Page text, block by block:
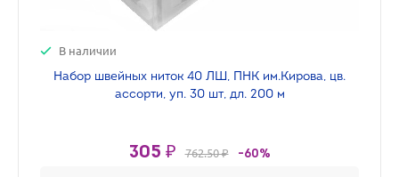
В наличии
Набор швейных ниток 40 ЛШ, ПНК им.Кирова, цв.
ассорти, уп. 30 шт, дл. 200 м
305 ₽ 762.50 ₽ -60%